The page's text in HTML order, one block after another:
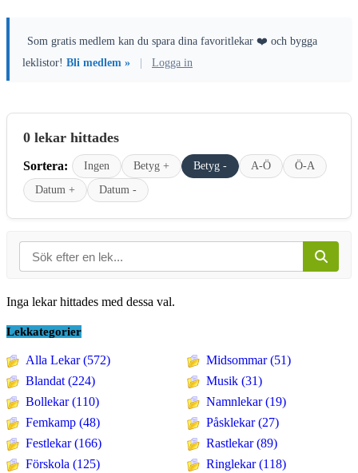
Som gratis medlem kan du spara dina favoritlekar ❤️ och bygga
leklistor! Bli medlem » Logga in
0 lekar hittades
Sortera: Ingen Betyg + Betyg - A-Ö
Ö-A
Datum +
Datum -
Inga lekar hittades med dessa val.
Lekkategorier
Alla Lekar (572)
Blandat (224)
Bollekar (110)
Femkamp (48)
Festlekar (166)
Förskola (125)
Midsommar (51)
Musik (31)
Namnlekar (19)
Påsklekar (27)
Rastlekar (89)
Ringlekar (118)